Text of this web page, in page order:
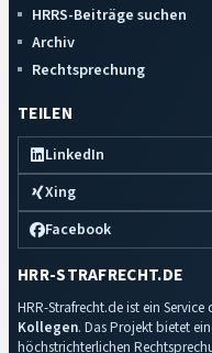
HRRS-Beiträge suchen
Archiv
Rechtsprechung
TEILEN
LinkedIn
Xing
Facebook
HRR-STRAFRECHT.DE
HRR-Strafrecht.de ist ein
Kollegen. Das Projekt bietet
höchstrichterlichen